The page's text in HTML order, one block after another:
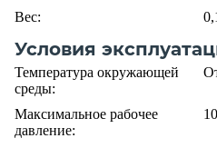
Вес:
Условия
Температура окружающей
среды:
Максимальное рабочее
давление: